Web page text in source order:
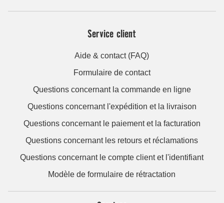
Service client
Aide & contact (FAQ)
Formulaire de contact
Questions concernant la commande en ligne
Questions concernant l'expédition et la livraison
Questions concernant le paiement et la facturation
Questions concernant les retours et réclamations
Questions concernant le compte client et l'identifiant
Modèle de formulaire de rétractation